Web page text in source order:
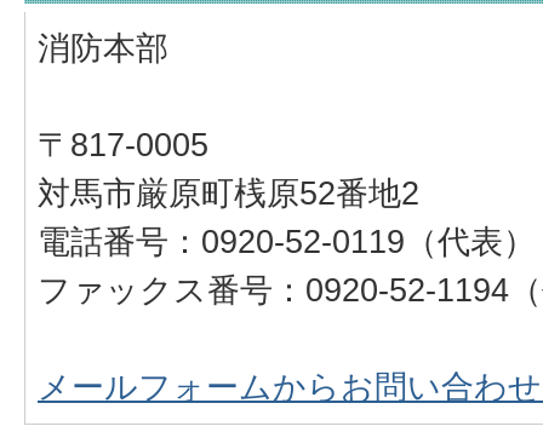
消防本部
〒817-0005
対馬市厳原町桟原52番地2
電話番号：0920-52-0119（代表）
ファックス番号：0920-52-1194
メールフォームからお問い合わ